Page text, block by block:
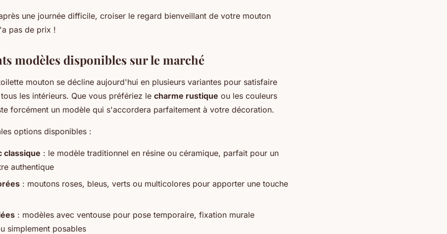
une journée difficile, croiser le regard bienveillant de votre mouton
pas de prix !
modèles disponibles sur le marché
mouton se décline aujourd'hui en plusieurs variantes pour satisfaire
les intérieurs. Que vous préfériez le charme rustique ou les couleurs
forcément un modèle qui s'accordera parfaitement à votre décoration.
options disponibles :
classique : le modèle traditionnel en résine ou céramique, parfait pour un
authentique
: moutons roses, bleus, verts ou multicolores pour apporter une touche
: modèles avec ventouse pour pose temporaire, fixation murale
simplement posables